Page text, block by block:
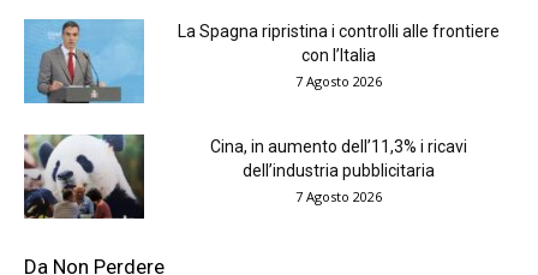
La Spagna ripristina i controlli alle frontiere
con l’Italia
7 Agosto 2026
Cina, in aumento dell’11,3% i ricavi
dell’industria pubblicitaria
7 Agosto 2026
Da Non Perdere